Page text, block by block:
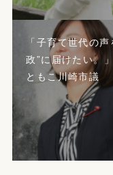
「子育て世代の声
政”に届けたい。
ともこ川崎市議